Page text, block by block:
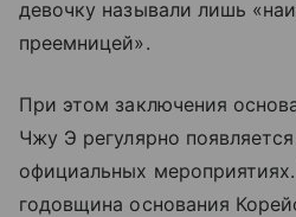
девочку называли лишь
преемницей».
При этом заключения
Чжу Э регулярно
официальных
годовщина основания